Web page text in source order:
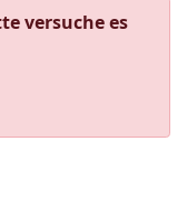
versuche es